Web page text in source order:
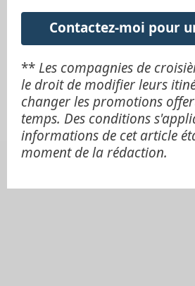
Contactez-moi pour
** Les compagnies de
le droit de modifier leurs
changer les promotions
temps. Des conditions
informations de cet article
moment de la rédaction.